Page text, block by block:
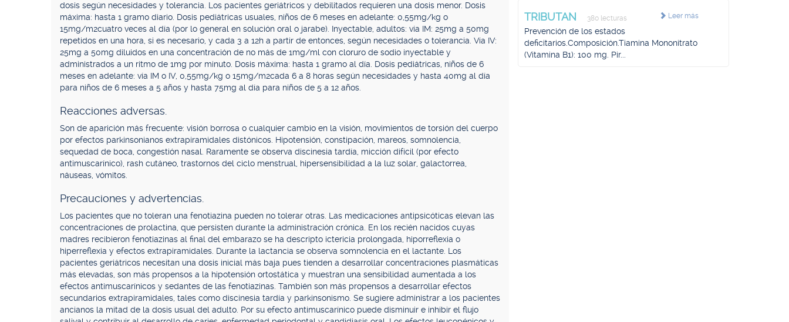
dosis según necesidades y tolerancia. Los pacientes geriátricos y debilitados requieren una dosis menor. Dosis
máxima: hasta 1 gramo diario. Dosis pediátricas usuales, niños de 6 meses en adelante: 0,55mg/kg o
15mg/m2cuatro veces al día (por lo general en solución oral o jarabe). Inyectable, adultos: vía IM: 25mg a 50mg
repetidos en una hora, si es necesario, y cada 3 a 12h a partir de entonces, según necesidades o tolerancia. Vía IV:
25mg a 50mg diluidos en una concentración de no más de 1mg/ml con cloruro de sodio inyectable y
administrados a un ritmo de 1mg por minuto. Dosis máxima: hasta 1 gramo al día. Dosis pediátricas, niños de 6
meses en adelante: vía IM o IV, 0,55mg/kg o 15mg/m2cada 6 a 8 horas según necesidades y hasta 40mg al día
para niños de 6 meses a 5 años y hasta 75mg al día para niños de 5 a 12 años.
Reacciones adversas.
Son de aparición más frecuente: visión borrosa o cualquier cambio en la visión, movimientos de torsión del cuerpo
por efectos parkinsonianos extrapiramidales distónicos. Hipotensión, constipación, mareos, somnolencia,
sequedad de boca, congestión nasal. Raramente se observa discinesia tardía, micción difícil (por efecto
antimuscarínico), rash cutáneo, trastornos del ciclo menstrual, hipersensibilidad a la luz solar, galactorrea,
náuseas, vómitos.
Precauciones y advertencias.
Los pacientes que no toleran una fenotiazina pueden no tolerar otras. Las medicaciones antipsicóticas elevan las
concentraciones de prolactina, que persisten durante la administración crónica. En los recién nacidos cuyas
madres recibieron fenotiazinas al final del embarazo se ha descripto ictericia prolongada, hiporreflexia o
hiperreflexia y efectos extrapiramidales. Durante la lactancia se observa somnolencia en el lactante. Los
pacientes geriátricos necesitan una dosis inicial más baja pues tienden a desarrollar concentraciones plasmáticas
más elevadas, son más propensos a la hipotensión ortostática y muestran una sensibilidad aumentada a los
efectos antimuscarínicos y sedantes de las fenotiazinas. También son más propensos a desarrollar efectos
secundarios extrapiramidales, tales como discinesia tardía y parkinsonismo. Se sugiere administrar a los pacientes
ancianos la mitad de la dosis usual del adulto. Por su efecto antimuscarínico puede disminuir e inhibir el flujo
Leer más
TRIBUTAN 380 lecturas
Prevención de los estados
deficitarios.Composición.Tiamina Mononitrato
(Vitamina B1): 100 mg. Pir...